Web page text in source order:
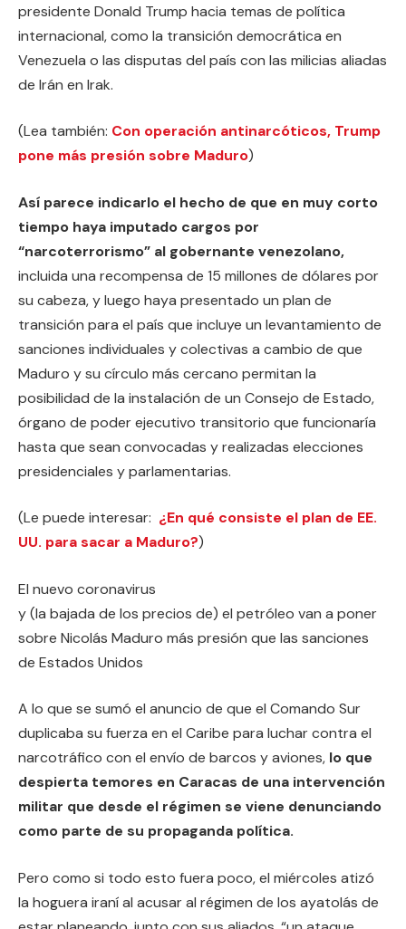
presidente Donald Trump hacia temas de política
internacional, como la transición democrática en
Venezuela o las disputas del país con las milicias aliadas
de Irán en Irak.
(Lea también: Con operación antinarcóticos, Trump
pone más presión sobre Maduro)
Así parece indicarlo el hecho de que en muy corto
tiempo haya imputado cargos por
“narcoterrorismo” al gobernante venezolano,
incluida una recompensa de 15 millones de dólares por
su cabeza, y luego haya presentado un plan de
transición para el país que incluye un levantamiento de
sanciones individuales y colectivas a cambio de que
Maduro y su círculo más cercano permitan la
posibilidad de la instalación de un Consejo de Estado,
órgano de poder ejecutivo transitorio que funcionaría
hasta que sean convocadas y realizadas elecciones
presidenciales y parlamentarias.
(Le puede interesar: ¿En qué consiste el plan de EE.
UU. para sacar a Maduro?)
El nuevo coronavirus
y (la bajada de los precios de) el petróleo van a poner
sobre Nicolás Maduro más presión que las sanciones
de Estados Unidos
A lo que se sumó el anuncio de que el Comando Sur
duplicaba su fuerza en el Caribe para luchar contra el
narcotráfico con el envío de barcos y aviones, lo que
despierta temores en Caracas de una intervención
militar que desde el régimen se viene denunciando
como parte de su propaganda política.
Pero como si todo esto fuera poco, el miércoles atizó
la hoguera iraní al acusar al régimen de los ayatolás de